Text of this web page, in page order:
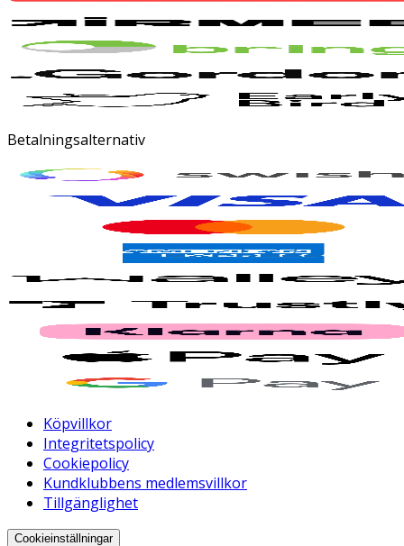
Betalningsalternativ
Köpvillkor
Integritetspolicy
Cookiepolicy
Kundklubbens medlemsvillkor
Tillgänglighet
Cookieinställningar